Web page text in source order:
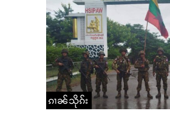
ၵၢၼ်သိုၵ်း